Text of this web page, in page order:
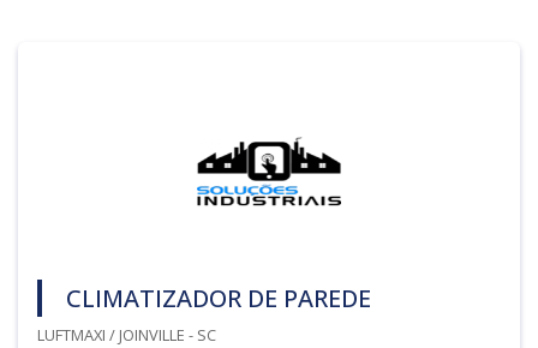
CLIMATIZADOR DE PAREDE
LUFTMAXI / JOINVILLE - SC